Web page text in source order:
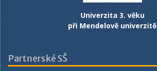
Univerzita 3. věku
při Mendelově univerzitě
Partnerské SŠ